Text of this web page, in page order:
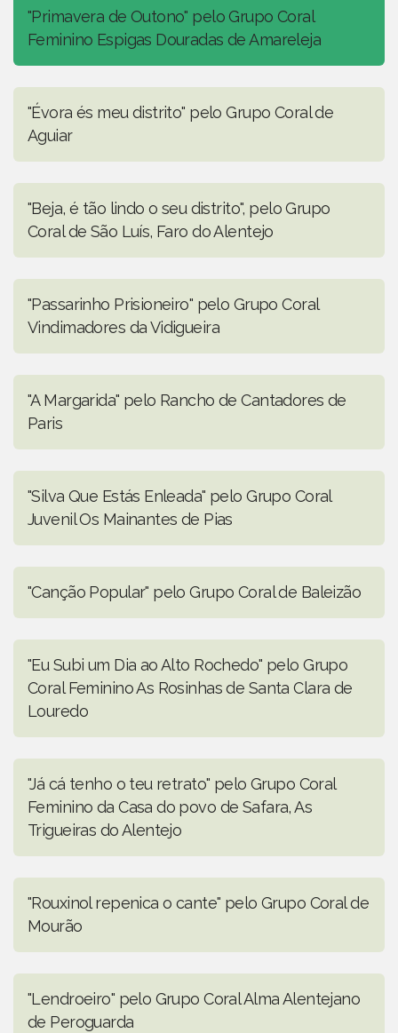
"Primavera de Outono" pelo Grupo Coral
Feminino Espigas Douradas de Amareleja
"Évora és meu distrito" pelo Grupo Coral de
Aguiar
"Beja, é tão lindo o seu distrito", pelo Grupo
Coral de São Luís, Faro do Alentejo
"Passarinho Prisioneiro" pelo Grupo Coral
Vindimadores da Vidigueira
"A Margarida" pelo Rancho de Cantadores de
Paris
"Silva Que Estás Enleada" pelo Grupo Coral
Juvenil Os Mainantes de Pias
"Canção Popular" pelo Grupo Coral de Baleizão
"Eu Subi um Dia ao Alto Rochedo" pelo Grupo
Coral Feminino As Rosinhas de Santa Clara de
Louredo
"Já cá tenho o teu retrato" pelo Grupo Coral
Feminino da Casa do povo de Safara, As
Trigueiras do Alentejo
"Rouxinol repenica o cante" pelo Grupo Coral de
Mourão
"Lendroeiro" pelo Grupo Coral Alma Alentejano
de Peroguarda